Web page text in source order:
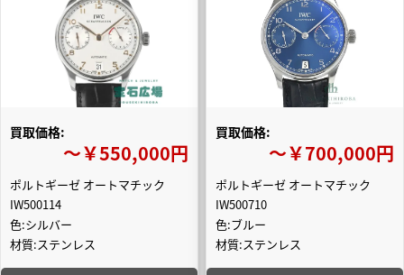
買取価格:
〜￥550,000円
ポルトギーゼ オートマチック
IW500114
色:シルバー
材質:ステンレス
買取価格:
〜￥700,000円
ポルトギーゼ オートマチック
IW500710
色:ブルー
材質:ステンレス